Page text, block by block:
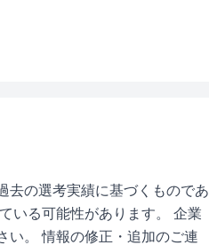
去の選考実績に基づくものであ
いる可能性があります。 企業
い。 情報の修正・追加のご連